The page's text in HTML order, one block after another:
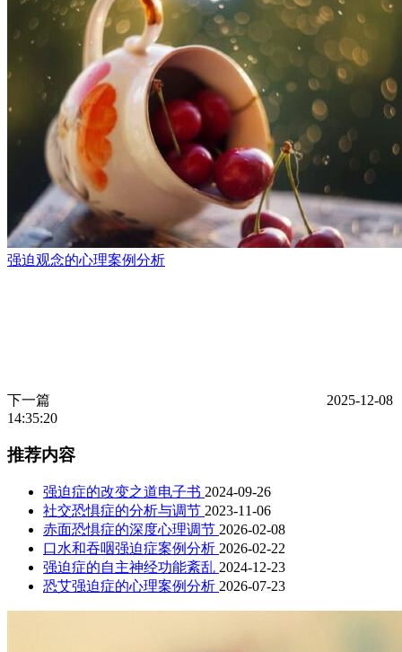
强迫观念的心理案例分析
下一篇
2025-12-08
14:35:20
推荐内容
强迫症的改变之道电子书 2024-09-26
社交恐惧症的分析与调节 2023-11-06
赤面恐惧症的深度心理调节 2026-02-08
口水和吞咽强迫症案例分析 2026-02-22
强迫症的自主神经功能紊乱 2024-12-23
恐艾强迫症的心理案例分析 2026-07-23